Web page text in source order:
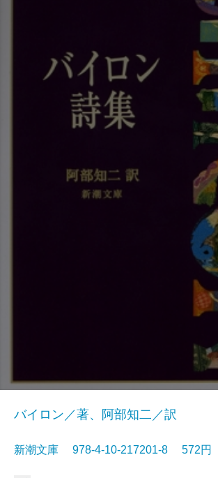
バイロン／著、阿部知二／訳
新潮文庫 978-4-10-217201-8 572円